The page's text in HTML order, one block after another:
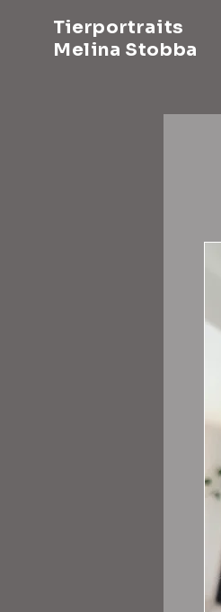
Tierportraits
Melina Stobba